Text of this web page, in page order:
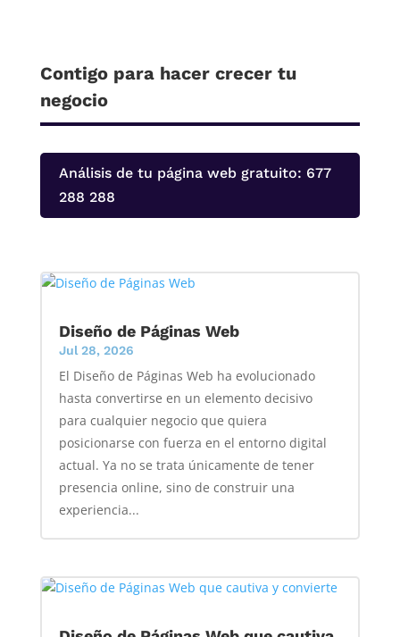
Contigo para hacer crecer tu
negocio
Análisis de tu página web gratuito: 677
288 288
Diseño de Páginas Web
Jul 28, 2026
El Diseño de Páginas Web ha evolucionado
hasta convertirse en un elemento decisivo
para cualquier negocio que quiera
posicionarse con fuerza en el entorno digital
actual. Ya no se trata únicamente de tener
presencia online, sino de construir una
experiencia...